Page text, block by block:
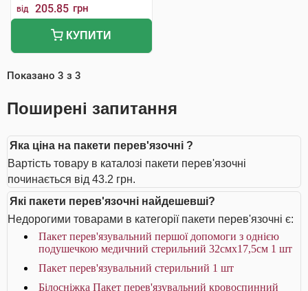
від 205.85 грн
КУПИТИ
Показано 3 з 3
Поширені запитання
Яка ціна на пакети перев'язочні ?
Вартість товару в каталозі пакети перев'язочні
починається від 43.2 грн.
Які пакети перев'язочні найдешевші?
Недорогими товарами в категорії пакети перев'язочні є:
Пакет перев'язувальний першої допомоги з однією
подушечкою медичний стерильний 32смх17,5см 1 шт
Пакет перев'язувальний стерильний 1 шт
Білосніжка Пакет перев'язувальний кровоспинний